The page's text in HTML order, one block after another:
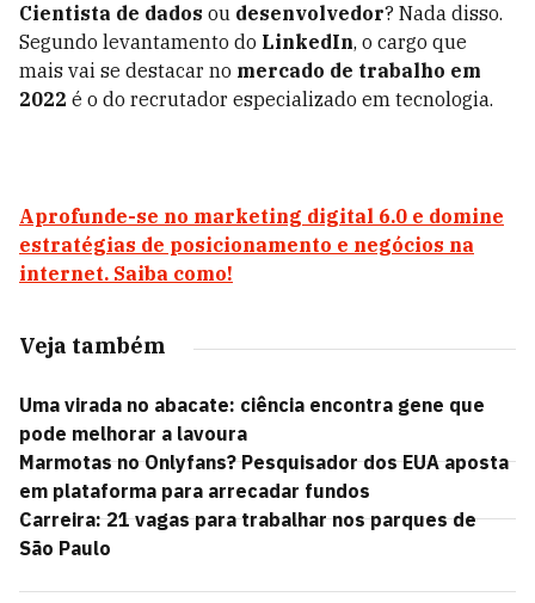
Cientista de dados ou desenvolvedor? Nada disso.
Segundo levantamento do LinkedIn, o cargo que
mais vai se destacar no mercado de trabalho em
2022 é o do recrutador especializado em tecnologia.
Aprofunde-se no marketing digital 6.0 e domine
estratégias de posicionamento e negócios na
internet. Saiba como!
Veja também
Uma virada no abacate: ciência encontra gene que
pode melhorar a lavoura
Marmotas no Onlyfans? Pesquisador dos EUA aposta
em plataforma para arrecadar fundos
Carreira: 21 vagas para trabalhar nos parques de
São Paulo